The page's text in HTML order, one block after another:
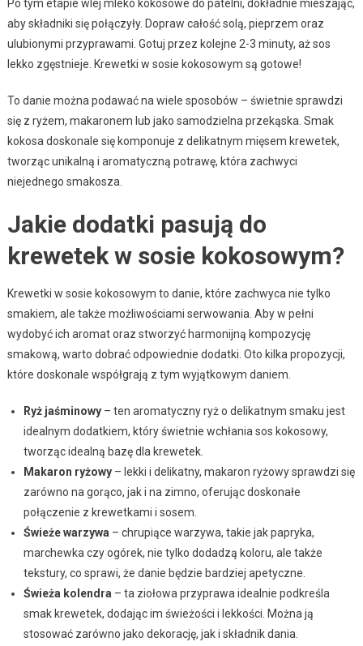
Po tym etapie wlej mleko kokosowe do patelni, dokładnie mieszając,
aby składniki się połączyły. Dopraw całość solą, pieprzem oraz
ulubionymi przyprawami. Gotuj przez kolejne 2-3 minuty, aż sos
lekko zgęstnieje. Krewetki w sosie kokosowym są gotowe!
To danie można podawać na wiele sposobów – świetnie sprawdzi
się z ryżem, makaronem lub jako samodzielna przekąska. Smak
kokosa doskonale się komponuje z delikatnym mięsem krewetek,
tworząc unikalną i aromatyczną potrawę, która zachwyci
niejednego smakosza.
Jakie dodatki pasują do
krewetek w sosie kokosowym?
Krewetki w sosie kokosowym to danie, które zachwyca nie tylko
smakiem, ale także możliwościami serwowania. Aby w pełni
wydobyć ich aromat oraz stworzyć harmonijną kompozycję
smakową, warto dobrać odpowiednie dodatki. Oto kilka propozycji,
które doskonale współgrają z tym wyjątkowym daniem.
Ryż jaśminowy– ten aromatyczny ryż o delikatnym smaku jest
idealnym dodatkiem, który świetnie wchłania sos kokosowy,
tworząc idealną bazę dla krewetek.
Makaron ryżowy– lekki i delikatny, makaron ryżowy sprawdzi się
zarówno na gorąco, jak i na zimno, oferując doskonałe
połączenie z krewetkami i sosem.
Świeże warzywa – chrupiące warzywa, takie jak papryka,
marchewka czy ogórek, nie tylko dodadzą koloru, ale także
tekstury, co sprawi, że danie będzie bardziej apetyczne.
Świeża kolendra – ta ziołowa przyprawa idealnie podkreśla
smak krewetek, dodając im świeżości i lekkości. Można ją
stosować zarówno jako dekorację, jak i składnik dania.